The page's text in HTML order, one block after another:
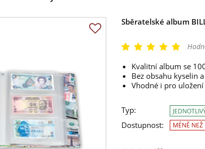
Sběratelské album
Kvalitní album se
Bez obsahu kyselin
Vhodné i pro
Typ:
Dostupnost:
MÉNĚ NEŽ